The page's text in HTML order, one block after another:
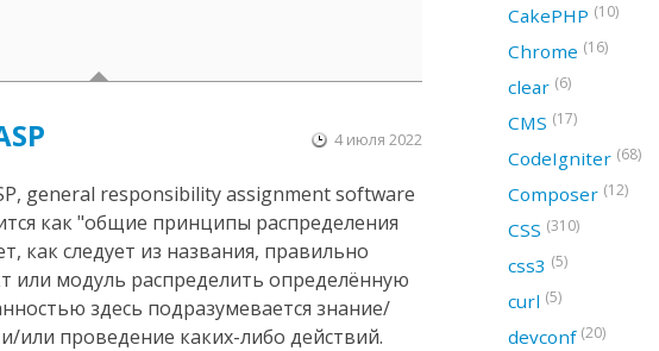
4 июля 2022
general responsibility assignment software
как "общие принципы распределения
как следует из названия, правильно
или модуль распределить определённую
здесь подразумевается знание/
или проведение каких-либо действий.
CakePHP (10)
Chrome (16)
clear (6)
CMS (17)
CodeIgniter (68)
Composer (12)
CSS (310)
css3 (5)
curl (5)
devconf (20)